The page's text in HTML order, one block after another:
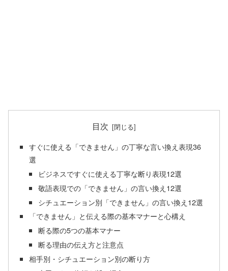
目次
すぐに使える「できません」の丁寧な言い換え表現36
選
ビジネスですぐに使える丁寧な断り表現12選
敬語表現での「できません」の言い換え12選
シチュエーション別「できません」の言い換え12選
「できません」と伝える際の基本マナーと心構え
断る際の5つの基本マナー
断る理由の伝え方と注意点
相手別・シチュエーション別の断り方